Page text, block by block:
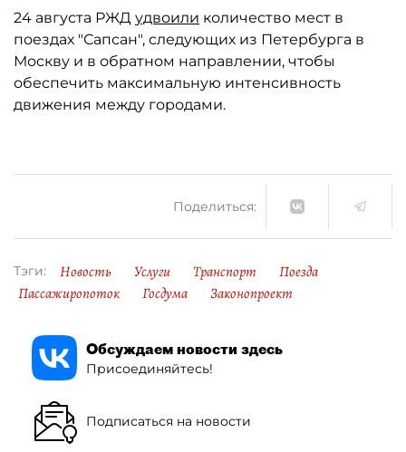
24 августа РЖД удвоили количество мест в
поездах "Сапсан", следующих из Петербурга в
Москву и в обратном направлении, чтобы
обеспечить максимальную интенсивность
движения между городами.
Поделиться:
Тэги: Новость Услуги Транспорт
Поезда
Пассажиропоток
Госдума Законопроект
Обсуждаем новости здесь
Присоединяйтесь!
Подписаться на новости